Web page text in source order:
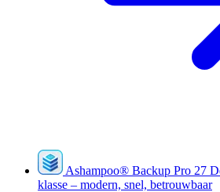
Ashampoo® Backup Pro 27
klasse – modern, snel, betrouwbaar